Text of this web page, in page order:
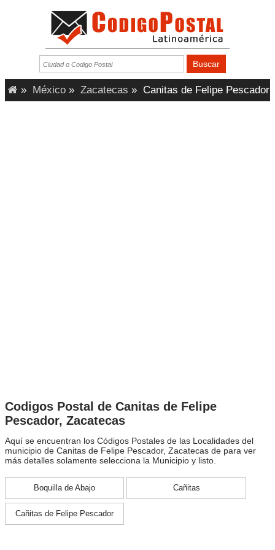
» México » Zacatecas » Canitas de Felipe Pescador
Codigos Postal de Canitas de Felipe
Pescador, Zacatecas
Aquí se encuentran los Códigos Postales de las Localidades del
municipio de Canitas de Felipe Pescador, Zacatecas de para ver
más detalles solamente selecciona la Municipio y listo.
Boquilla de Abajo Cañitas
Cañitas de Felipe Pescador